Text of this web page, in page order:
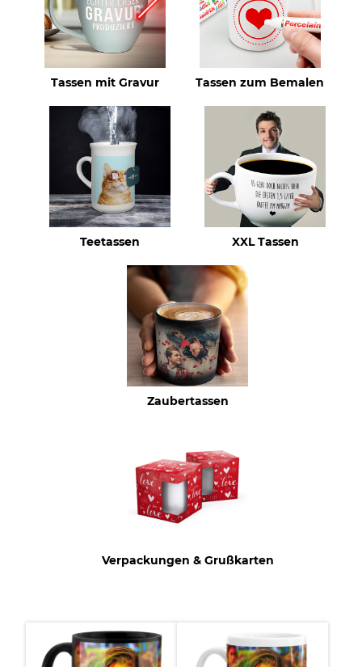
Tassen mit Gravur Tassen zum Bemalen
Teetassen XXL Tassen
Zaubertassen
Verpackungen & Grußkarten